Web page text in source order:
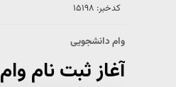
کدخبر: ۱۵۱۹۸
وام دانشجویی
آغاز ثبت نام وام دانشجویی 200